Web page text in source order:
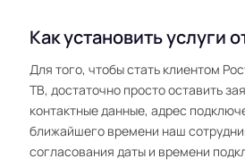
Как установить услуги
Для того, чтобы стать клиентом
ТВ, достаточно просто оставить
контактные данные, адрес
ближайшего времени наш
согласования даты и времени